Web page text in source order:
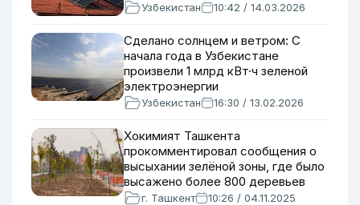
Узбекистан 10:42 / 14.03.2026
Сделано солнцем и ветром: С
начала года в Узбекистане
произвели 1 млрд кВт·ч зеленой
электроэнергии
Узбекистан 16:30 / 13.02.2026
Хокимият Ташкента
прокомментировал сообщения о
высыхании зелёной зоны, где было
высажено более 800 деревьев
г. Ташкент 10:26 / 04.11.2025